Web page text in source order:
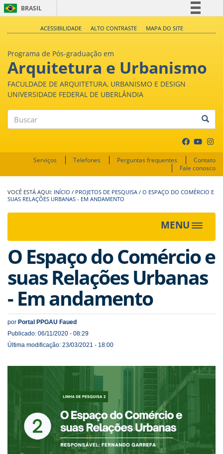
BRASIL
Acesso à informação
Legislação
ACESSIBILIDADE ALTO CONTRASTE MAPA DO SITE
Programa de Pós-graduação em
Arquitetura e Urbanismo
FACULDADE DE ARQUITETURA, URBANISMO E DESIGN
UNIVERSIDADE FEDERAL DE UBERLÂNDIA
Serviços Telefones Perguntas frequentes
Contato
Fale conosco
INÍCIO / PROJETOS DE PESQUISA / O ESPAÇO DO COMÉRCIO E
SUAS RELAÇÕES URBANAS - EM ANDAMENTO
MENU
Toggle
O Espaço do Comércio e
suas Relações Urbanas
- Em andamento
por Portal PPGAU Faued
Publicado: 06/11/2020 - 08:29
Última modificação: 23/03/2021 - 18:00